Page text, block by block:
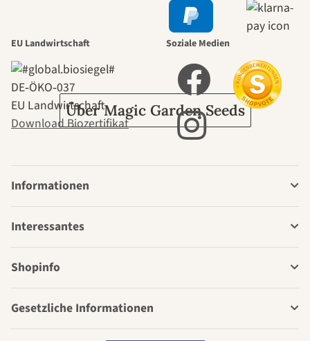
durch den
Garten
Über Magic Garden Seeds
EU Landwirtschaft
DE‑ÖKO‑037
EU Landwirtschaft
Download Biozertifikat
Soziale Medien
Informationen
Interessantes
Shopinfo
Gesetzliche Informationen